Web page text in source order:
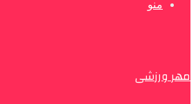
منو
مهر ورزشی